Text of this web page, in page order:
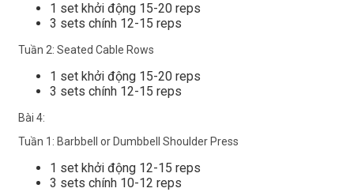
1 set khởi động 15-20 reps
3 sets chính 12-15 reps
Tuần 2: Seated Cable Rows
1 set khởi động 15-20 reps
3 sets chính 12-15 reps
Bài 4:
Tuần 1: Barbbell or Dumbbell Shoulder Press
1 set khởi động 12-15 reps
3 sets chính 10-12 reps